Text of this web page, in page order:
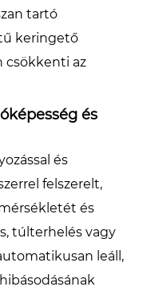
tartó
keringető
csökkenti az
és
és
felszerelt,
és
túlterhelés vagy
leáll,